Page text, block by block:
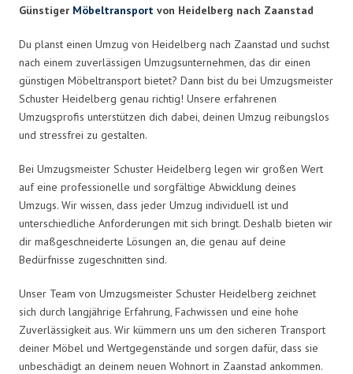
Günstiger Möbeltransport von Heidelberg nach Zaanstad
Du planst einen Umzug von Heidelberg nach Zaanstad und suchst
nach einem zuverlässigen Umzugsunternehmen, das dir einen
günstigen Möbeltransport bietet? Dann bist du bei Umzugsmeister
Schuster Heidelberg genau richtig! Unsere erfahrenen
Umzugsprofis unterstützen dich dabei, deinen Umzug reibungslos
und stressfrei zu gestalten.
Bei Umzugsmeister Schuster Heidelberg legen wir großen Wert
auf eine professionelle und sorgfältige Abwicklung deines
Umzugs. Wir wissen, dass jeder Umzug individuell ist und
unterschiedliche Anforderungen mit sich bringt. Deshalb bieten wir
dir maßgeschneiderte Lösungen an, die genau auf deine
Bedürfnisse zugeschnitten sind.
Unser Team von Umzugsmeister Schuster Heidelberg zeichnet
sich durch langjährige Erfahrung, Fachwissen und eine hohe
Zuverlässigkeit aus. Wir kümmern uns um den sicheren Transport
deiner Möbel und Wertgegenstände und sorgen dafür, dass sie
unbeschädigt an deinem neuen Wohnort in Zaanstad ankommen.